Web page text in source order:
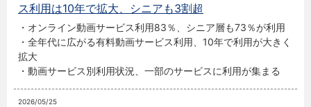
ス利用は10年で拡大、シニアも3割超
・オンライン動画サービス利用83％、シニア層も73％が利用
・全年代に広がる有料動画サービス利用、10年で利用が大きく
拡大
・動画サービス別利用状況、一部のサービスに利用が集まる
2026/05/25